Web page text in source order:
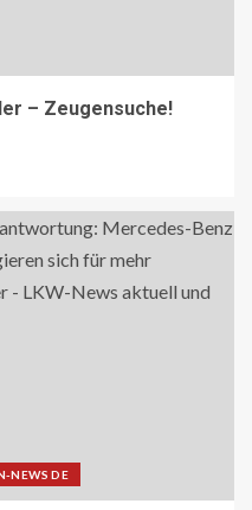
– Zeugensuche!
NEWS DE